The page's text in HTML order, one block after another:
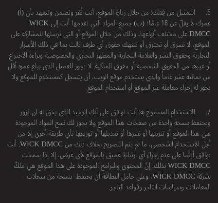
6.
التمثيل من قِبَلك: من خلال زيارة الموقع، أنت تُقر وتضمن وتتعهد بأن (أ)
عمرك لا يقلّ عن 18 عامًا؛ (ب) جميع المواد التي تقدمها أنت إلى WICK
DMCC على مختلف أنواعها، وذلك من خلال الموقع أو التي ترسلها للمشاركة على
الموقع، لا تسرق أو تخترق أو تنتهك حقوق أي طرف ثالث بما في ذلك الأسرار
التجارية وحقوق النشر والعلامة التجارية والمظهر التجاري والخصوصية وبراءة الاختراع
أو غيرها من الحقوق الشخصية أو حقوق الملكية. لا يجوز للعميل الذي يبلغ عمره أقل
من ثمانية عشر عاماً والذي يستخدم موقع الويب، أن يتسجل كمستخدمٍ للموقع ولا
يجوز له إجراء معاملة عبر الموقع أو استخدام الموقع.
7.
الاستخدام المسموح به: أنت توافق على أنك الوحيد الذي يحق له ان يَزور
ويحتفظ بنسخة واحدة من صفحات هذا الموقع ولا يجوز لك نسخ المواد الموجودة
على هذا الموقع أو تنزيلها أو نشرها أو تعديلها أو توزيعها بأي طريقة أخرى إلا من
أجل الاستخدام الشخصي، ما لم يتم التصريح بخلاف ذلك من WICK DMCC. أنت
توافق أيضًا على عدم إجراء أي ارتباطٍ عميق بالموقع لأي غرض، إلا إذا سمحت
WICK DMCC بذلك. إنّ المحتوى والبرامج الموجودة على هذا الموقع هي ملكٌ
لشركة WICK DMCC، وعلى حامل البطاقة أن يحتفظ بنسخة من سجلات
المعاملات وسياسات التاجر وقواعد التاجر.